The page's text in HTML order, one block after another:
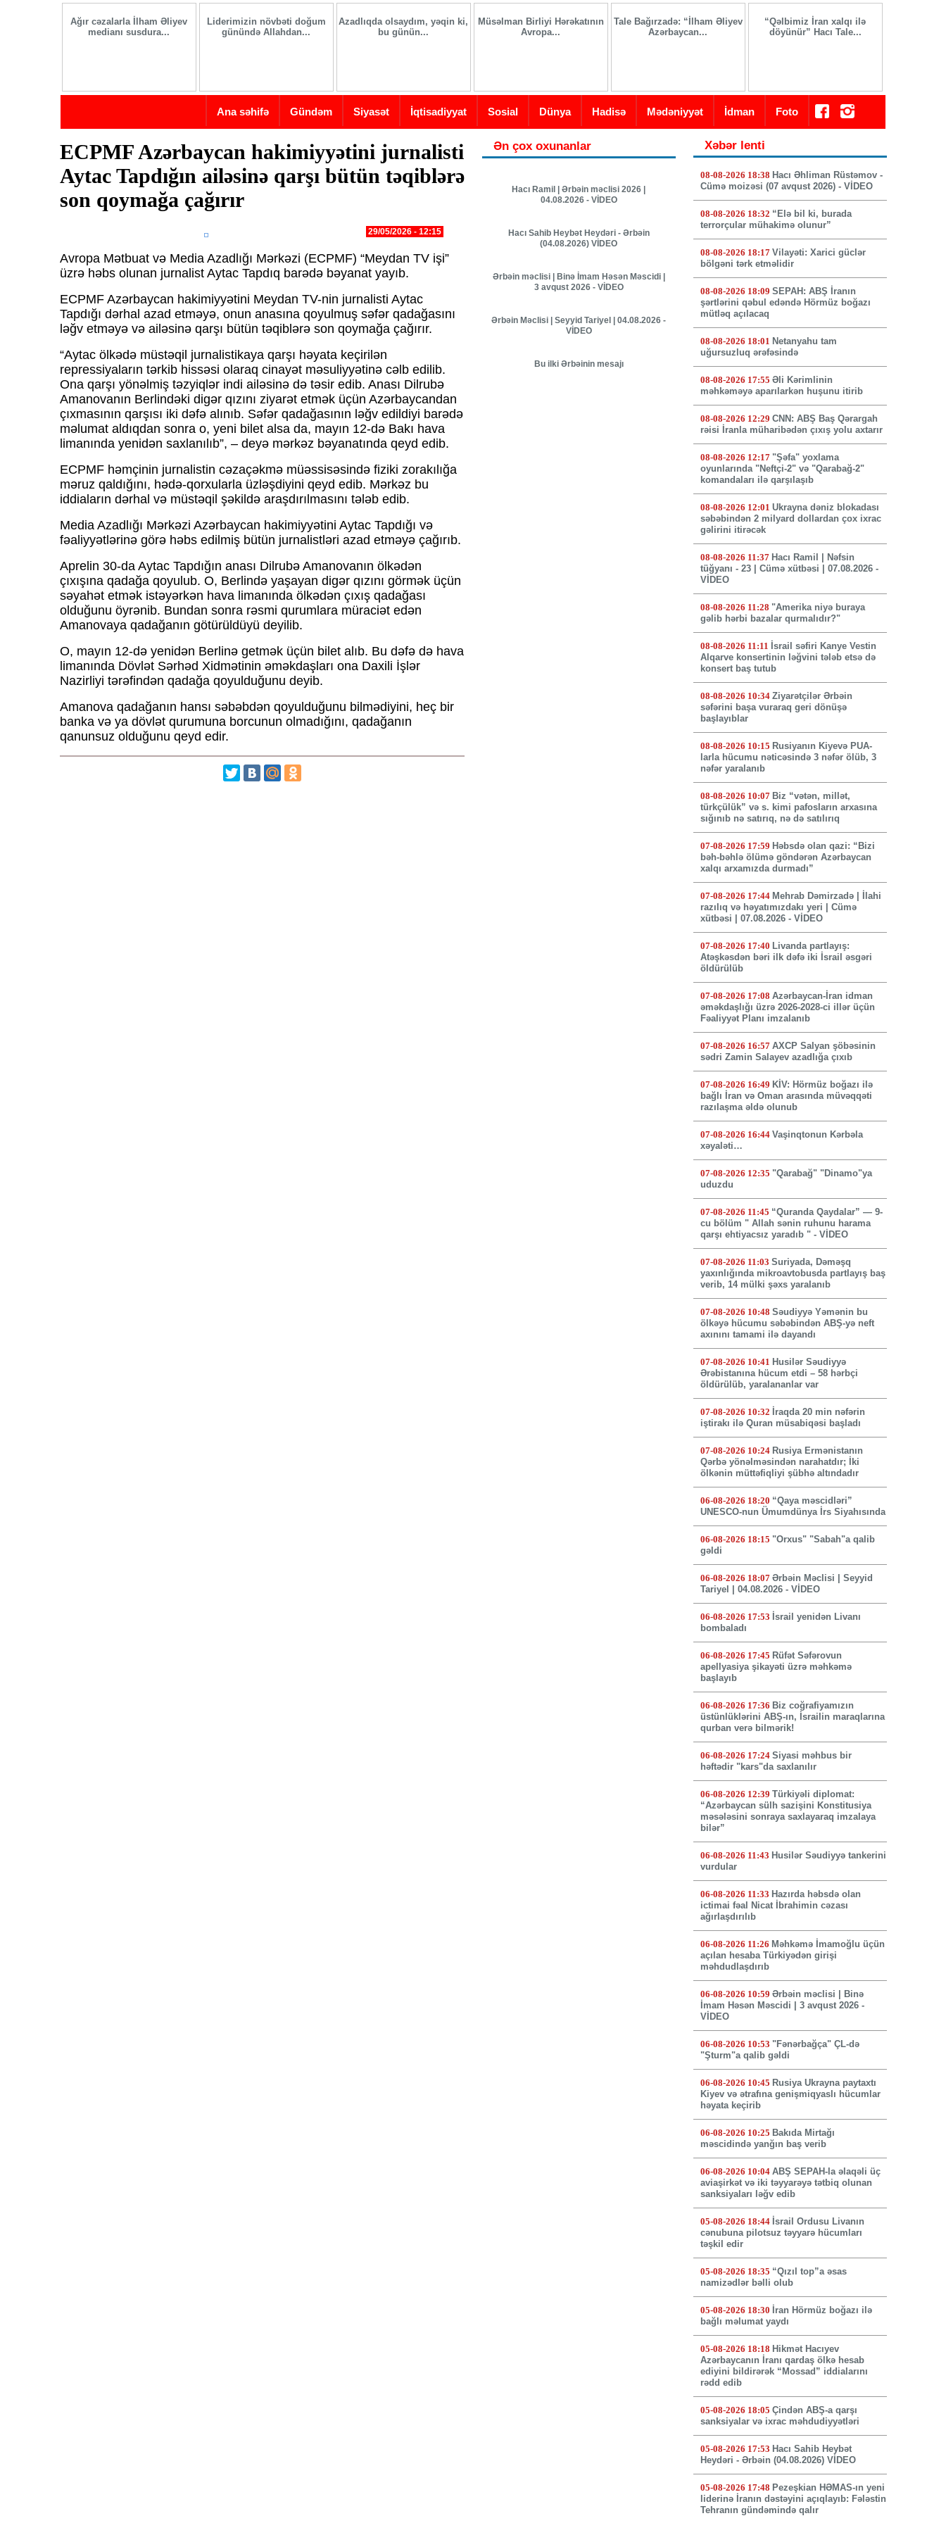
Skip to main content
Ağır cəzalarla İlham Əliyev
medianı susdura...
Liderimizin növbəti doğum
günündə Allahdan...
Azadlıqda olsaydım, yəqin ki,
bu günün...
Müsəlman Birliyi Hərəkatının
Avropa...
Tale Bağırzadə: “İlham Əliyev
Azərbaycan...
“Qəlbimiz İran xalqı ilə
döyünür” Hacı Tale...
Ana səhifə Gündəm Siyasət İqtisadiyyat Sosial Dünya Hadisə Mədəniyyət İdman Foto
ECPMF Azərbaycan hakimiyyətini jurnalisti
Aytac Tapdığın ailəsinə qarşı bütün təqiblərə
son qoymağa çağırır
29/05/2026 - 12:15
Avropa Mətbuat və Media Azadlığı Mərkəzi (ECPMF) “Meydan TV işi”
üzrə həbs olunan jurnalist Aytac Tapdıq barədə bəyanat yayıb.
ECPMF Azərbaycan hakimiyyətini Meydan TV-nin jurnalisti Aytac
Tapdığı dərhal azad etməyə, onun anasına qoyulmuş səfər qadağasını
ləğv etməyə və ailəsinə qarşı bütün təqiblərə son qoymağa çağırır.
“Aytac ölkədə müstəqil jurnalistikaya qarşı həyata keçirilən
repressiyaların tərkib hissəsi olaraq cinayət məsuliyyətinə cəlb edilib.
Ona qarşı yönəlmiş təzyiqlər indi ailəsinə də təsir edib. Anası Dilrubə
Amanovanın Berlindəki digər qızını ziyarət etmək üçün Azərbaycandan
çıxmasının qarşısı iki dəfə alınıb. Səfər qadağasının ləğv edildiyi barədə
məlumat aldıqdan sonra o, yeni bilet alsa da, mayın 12-də Bakı hava
limanında yenidən saxlanılıb”, – deyə mərkəz bəyanatında qeyd edib.
ECPMF həmçinin jurnalistin cəzaçəkmə müəssisəsində fiziki zorakılığa
məruz qaldığını, hədə-qorxularla üzləşdiyini qeyd edib. Mərkəz bu
iddiaların dərhal və müstəqil şəkildə araşdırılmasını tələb edib.
Media Azadlığı Mərkəzi Azərbaycan hakimiyyətini Aytac Tapdığı və
fəaliyyətlərinə görə həbs edilmiş bütün jurnalistləri azad etməyə çağırıb.
Aprelin 30-da Aytac Tapdığın anası Dilrubə Amanovanın ölkədən
çıxışına qadağa qoyulub. O, Berlində yaşayan digər qızını görmək üçün
səyahət etmək istəyərkən hava limanında ölkədən çıxış qadağası
olduğunu öyrənib. Bundan sonra rəsmi qurumlara müraciət edən
Amanovaya qadağanın götürüldüyü deyilib.
O, mayın 12-də yenidən Berlinə getmək üçün bilet alıb. Bu dəfə də hava
limanında Dövlət Sərhəd Xidmətinin əməkdaşları ona Daxili İşlər
Nazirliyi tərəfindən qadağa qoyulduğunu deyib.
Amanova qadağanın hansı səbəbdən qoyulduğunu bilmədiyini, heç bir
banka və ya dövlət qurumuna borcunun olmadığını, qadağanın
qanunsuz olduğunu qeyd edir.
Ən çox oxunanlar
Hacı Ramil | Ərbəin məclisi 2026 |
04.08.2026 - VİDEO
Hacı Sahib Heybət Heydəri - Ərbəin
(04.08.2026) VİDEO
Ərbəin məclisi | Binə İmam Həsən Məscidi |
3 avqust 2026 - VİDEO
Ərbəin Məclisi | Seyyid Tariyel | 04.08.2026 -
VİDEO
Bu ilki Ərbəinin mesajı
Xəbər lenti
08-08-2026 18:38 Hacı Əhliman Rüstəmov -
Cümə moizəsi (07 avqust 2026) - VİDEO
08-08-2026 18:32 “Elə bil ki, burada
terrorçular mühakimə olunur”
08-08-2026 18:17 Vilayəti: Xarici güclər
bölgəni tərk etməlidir
08-08-2026 18:09 SEPAH: ABŞ İranın
şərtlərini qəbul edəndə Hörmüz boğazı
mütləq açılacaq
08-08-2026 18:01 Netanyahu tam
uğursuzluq ərəfəsində
08-08-2026 17:55 Əli Kərimlinin
məhkəməyə aparılarkən huşunu itirib
08-08-2026 12:29 CNN: ABŞ Baş Qərargah
rəisi İranla müharibədən çıxış yolu axtarır
08-08-2026 12:17 "Şəfa" yoxlama
oyunlarında "Neftçi-2" və "Qarabağ-2"
komandaları ilə qarşılaşıb
08-08-2026 12:01 Ukrayna dəniz blokadası
səbəbindən 2 milyard dollardan çox ixrac
gəlirini itirəcək
08-08-2026 11:37 Hacı Ramil | Nəfsin
tüğyanı - 23 | Cümə xütbəsi | 07.08.2026 -
VİDEO
08-08-2026 11:28 "Amerika niyə buraya
gəlib hərbi bazalar qurmalıdır?"
08-08-2026 11:11 İsrail səfiri Kanye Vestin
Alqarve konsertinin ləğvini tələb etsə də
konsert baş tutub
08-08-2026 10:34 Ziyarətçilər Ərbəin
səfərini başa vuraraq geri dönüşə
başlayıblar
08-08-2026 10:15 Rusiyanın Kiyevə PUA-
larla hücumu nəticəsində 3 nəfər ölüb, 3
nəfər yaralanıb
08-08-2026 10:07 Biz “vətən, millət,
türkçülük” və s. kimi pafosların arxasına
sığınıb nə satırıq, nə də satılırıq
07-08-2026 17:59 Həbsdə olan qazi: “Bizi
bəh-bəhlə ölümə göndərən Azərbaycan
xalqı arxamızda durmadı”
07-08-2026 17:44 Mehrab Dəmirzadə | İlahi
razılıq və həyatımızdakı yeri | Cümə
xütbəsi | 07.08.2026 - VİDEO
07-08-2026 17:40 Livanda partlayış:
Atəşkəsdən bəri ilk dəfə iki İsrail əsgəri
öldürülüb
07-08-2026 17:08 Azərbaycan-İran idman
əməkdaşlığı üzrə 2026-2028-ci illər üçün
Fəaliyyət Planı imzalanıb
07-08-2026 16:57 AXCP Salyan şöbəsinin
sədri Zamin Salayev azadlığa çıxıb
07-08-2026 16:49 KİV: Hörmüz boğazı ilə
bağlı İran və Oman arasında müvəqqəti
razılaşma əldə olunub
07-08-2026 16:44 Vaşinqtonun Kərbəla
xəyaləti…
07-08-2026 12:35 "Qarabağ" "Dinamo"ya
uduzdu
07-08-2026 11:45 “Quranda Qaydalar” — 9-
cu bölüm " Allah sənin ruhunu harama
qarşı ehtiyacsız yaradıb " - VİDEO
07-08-2026 11:03 Suriyada, Dəməşq
yaxınlığında mikroavtobusda partlayış baş
verib, 14 mülki şəxs yaralanıb
07-08-2026 10:48 Səudiyyə Yəmənin bu
ölkəyə hücumu səbəbindən ABŞ-yə neft
axınını tamami ilə dayandı
07-08-2026 10:41 Husilər Səudiyyə
Ərəbistanına hücum etdi – 58 hərbçi
öldürülüb, yaralananlar var
07-08-2026 10:32 İraqda 20 min nəfərin
iştirakı ilə Quran müsabiqəsi başladı
07-08-2026 10:24 Rusiya Ermənistanın
Qərbə yönəlməsindən narahatdır; İki
ölkənin müttəfiqliyi şübhə altındadır
06-08-2026 18:20 “Qaya məscidləri”
UNESCO-nun Ümumdünya İrs Siyahısında
06-08-2026 18:15 "Orxus" "Sabah"a qalib
gəldi
06-08-2026 18:07 Ərbəin Məclisi | Seyyid
Tariyel | 04.08.2026 - VİDEO
06-08-2026 17:53 İsrail yenidən Livanı
bombaladı
06-08-2026 17:45 Rüfət Səfərovun
apellyasiya şikayəti üzrə məhkəmə
başlayıb
06-08-2026 17:36 Biz coğrafiyamızın
üstünlüklərini ABŞ-ın, İsrailin maraqlarına
qurban verə bilmərik!
06-08-2026 17:24 Siyasi məhbus bir
həftədir "kars"da saxlanılır
06-08-2026 12:39 Türkiyəli diplomat:
“Azərbaycan sülh sazişini Konstitusiya
məsələsini sonraya saxlayaraq imzalaya
bilər”
06-08-2026 11:43 Husilər Səudiyyə tankerini
vurdular
06-08-2026 11:33 Hazırda həbsdə olan
ictimai fəal Nicat İbrahimin cəzası
ağırlaşdırılıb
06-08-2026 11:26 Məhkəmə İmamoğlu üçün
açılan hesaba Türkiyədən girişi
məhdudlaşdırıb
06-08-2026 10:59 Ərbəin məclisi | Binə
İmam Həsən Məscidi | 3 avqust 2026 -
VİDEO
06-08-2026 10:53 "Fənərbağça" ÇL-də
"Şturm"a qalib gəldi
06-08-2026 10:45 Rusiya Ukrayna paytaxtı
Kiyev və ətrafına genişmiqyaslı hücumlar
həyata keçirib
06-08-2026 10:25 Bakıda Mirtağı
məscidində yanğın baş verib
06-08-2026 10:04 ABŞ SEPAH-la əlaqəli üç
aviaşirkət və iki təyyarəyə tətbiq olunan
sanksiyaları ləğv edib
05-08-2026 18:44 İsrail Ordusu Livanın
cənubuna pilotsuz təyyarə hücumları
təşkil edir
05-08-2026 18:35 “Qızıl top”a əsas
namizədlər bəlli olub
05-08-2026 18:30 İran Hörmüz boğazı ilə
bağlı məlumat yaydı
05-08-2026 18:18 Hikmət Hacıyev
Azərbaycanın İranı qardaş ölkə hesab
ediyini bildirərək “Mossad” iddialarını
rədd edib
05-08-2026 18:05 Çindən ABŞ-a qarşı
sanksiyalar və ixrac məhdudiyyətləri
05-08-2026 17:53 Hacı Sahib Heybət
Heydəri - Ərbəin (04.08.2026) VİDEO
05-08-2026 17:48 Pezeşkian HƏMAS-ın yeni
liderinə İranın dəstəyini açıqlayıb: Fələstin
Tehranın gündəmində qalır